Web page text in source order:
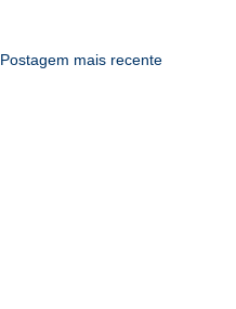
Postagem mais recente